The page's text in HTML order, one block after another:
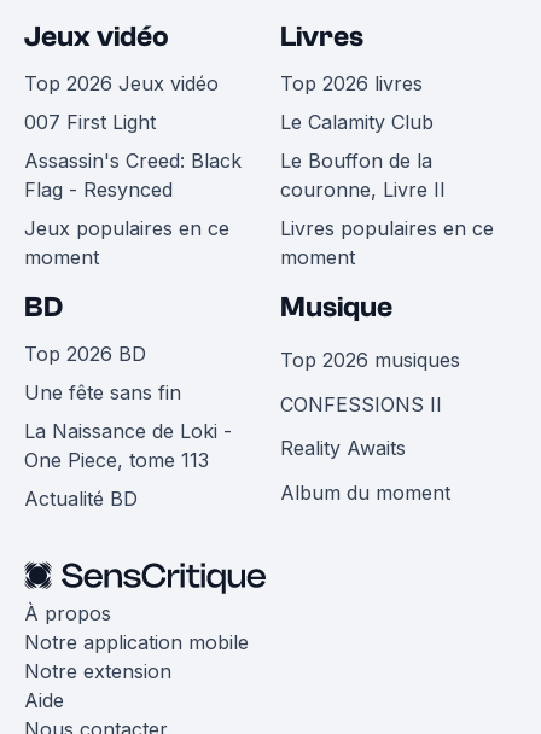
Jeux vidéo
Top 2026 Jeux vidéo
007 First Light
Assassin's Creed: Black
Flag - Resynced
Jeux populaires en ce
moment
Livres
Top 2026 livres
Le Calamity Club
Le Bouffon de la
couronne, Livre II
Livres populaires en ce
moment
BD
Top 2026 BD
Une fête sans fin
La Naissance de Loki -
One Piece, tome 113
Actualité BD
Musique
Top 2026 musiques
CONFESSIONS II
Reality Awaits
Album du moment
À propos
Notre application mobile
Notre extension
Aide
Nous contacter